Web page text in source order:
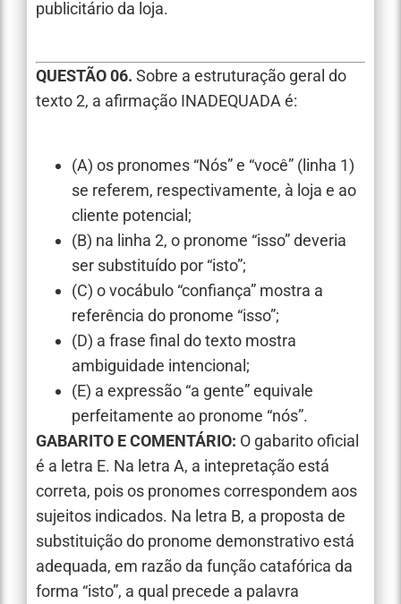
publicitário da loja.
QUESTÃO 06. Sobre a estruturação geral do
texto 2, a afirmação INADEQUADA é:
(A) os pronomes “Nós” e “você” (linha 1)
se referem, respectivamente, à loja e ao
cliente potencial;
(B) na linha 2, o pronome “isso” deveria
ser substituído por “isto”;
(C) o vocábulo “confiança” mostra a
referência do pronome “isso”;
(D) a frase final do texto mostra
ambiguidade intencional;
(E) a expressão “a gente” equivale
perfeitamente ao pronome “nós”.
GABARITO E COMENTÁRIO: O gabarito oficial
é a letra E. Na letra A, a intepretação está
correta, pois os pronomes correspondem aos
sujeitos indicados. Na letra B, a proposta de
substituição do pronome demonstrativo está
adequada, em razão da função catafórica da
forma “isto”, a qual precede a palavra